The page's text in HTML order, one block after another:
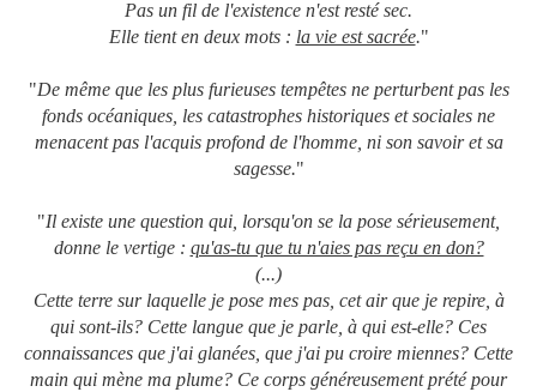
Pas un fil de l'existence n'est resté sec.
Elle tient en deux mots : la vie est sacrée."
"De même que les plus furieuses tempêtes ne perturbent pas les
fonds océaniques, les catastrophes historiques et sociales ne
menacent pas l'acquis profond de l'homme, ni son savoir et sa
sagesse."
"Il existe une question qui, lorsqu'on se la pose sérieusement,
donne le vertige : qu'as-tu que tu n'aies pas reçu en don?
(...)
Cette terre sur laquelle je pose mes pas, cet air que je repire, à
qui sont-ils? Cette langue que je parle, à qui est-elle? Ces
connaissances que j'ai glanées, que j'ai pu croire miennes? Cette
main qui mène ma plume? Ce corps généreusement prété pour